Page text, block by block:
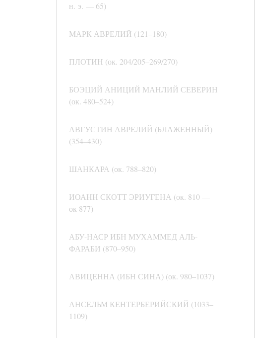
н. э. — 65)
МАРК АВРЕЛИЙ (121–180)
ПЛОТИН (ок. 204/205–269/270)
БОЭЦИЙ АНИЦИЙ МАНЛИЙ СЕВЕРИН
(ок. 480–524)
АВГУСТИН АВРЕЛИЙ (БЛАЖЕННЫЙ)
(354–430)
ШАНКАРА (ок. 788–820)
ИОАНН СКОТТ ЭРИУГЕНА (ок. 810 —
ок 877)
АБУ-НАСР ИБН МУХАММЕД АЛЬ-
ФАРАБИ (870–950)
АВИЦЕННА (ИБН СИНА) (ок. 980–1037)
АНСЕЛЬМ КЕНТЕРБЕРИЙСКИЙ (1033–
1109)